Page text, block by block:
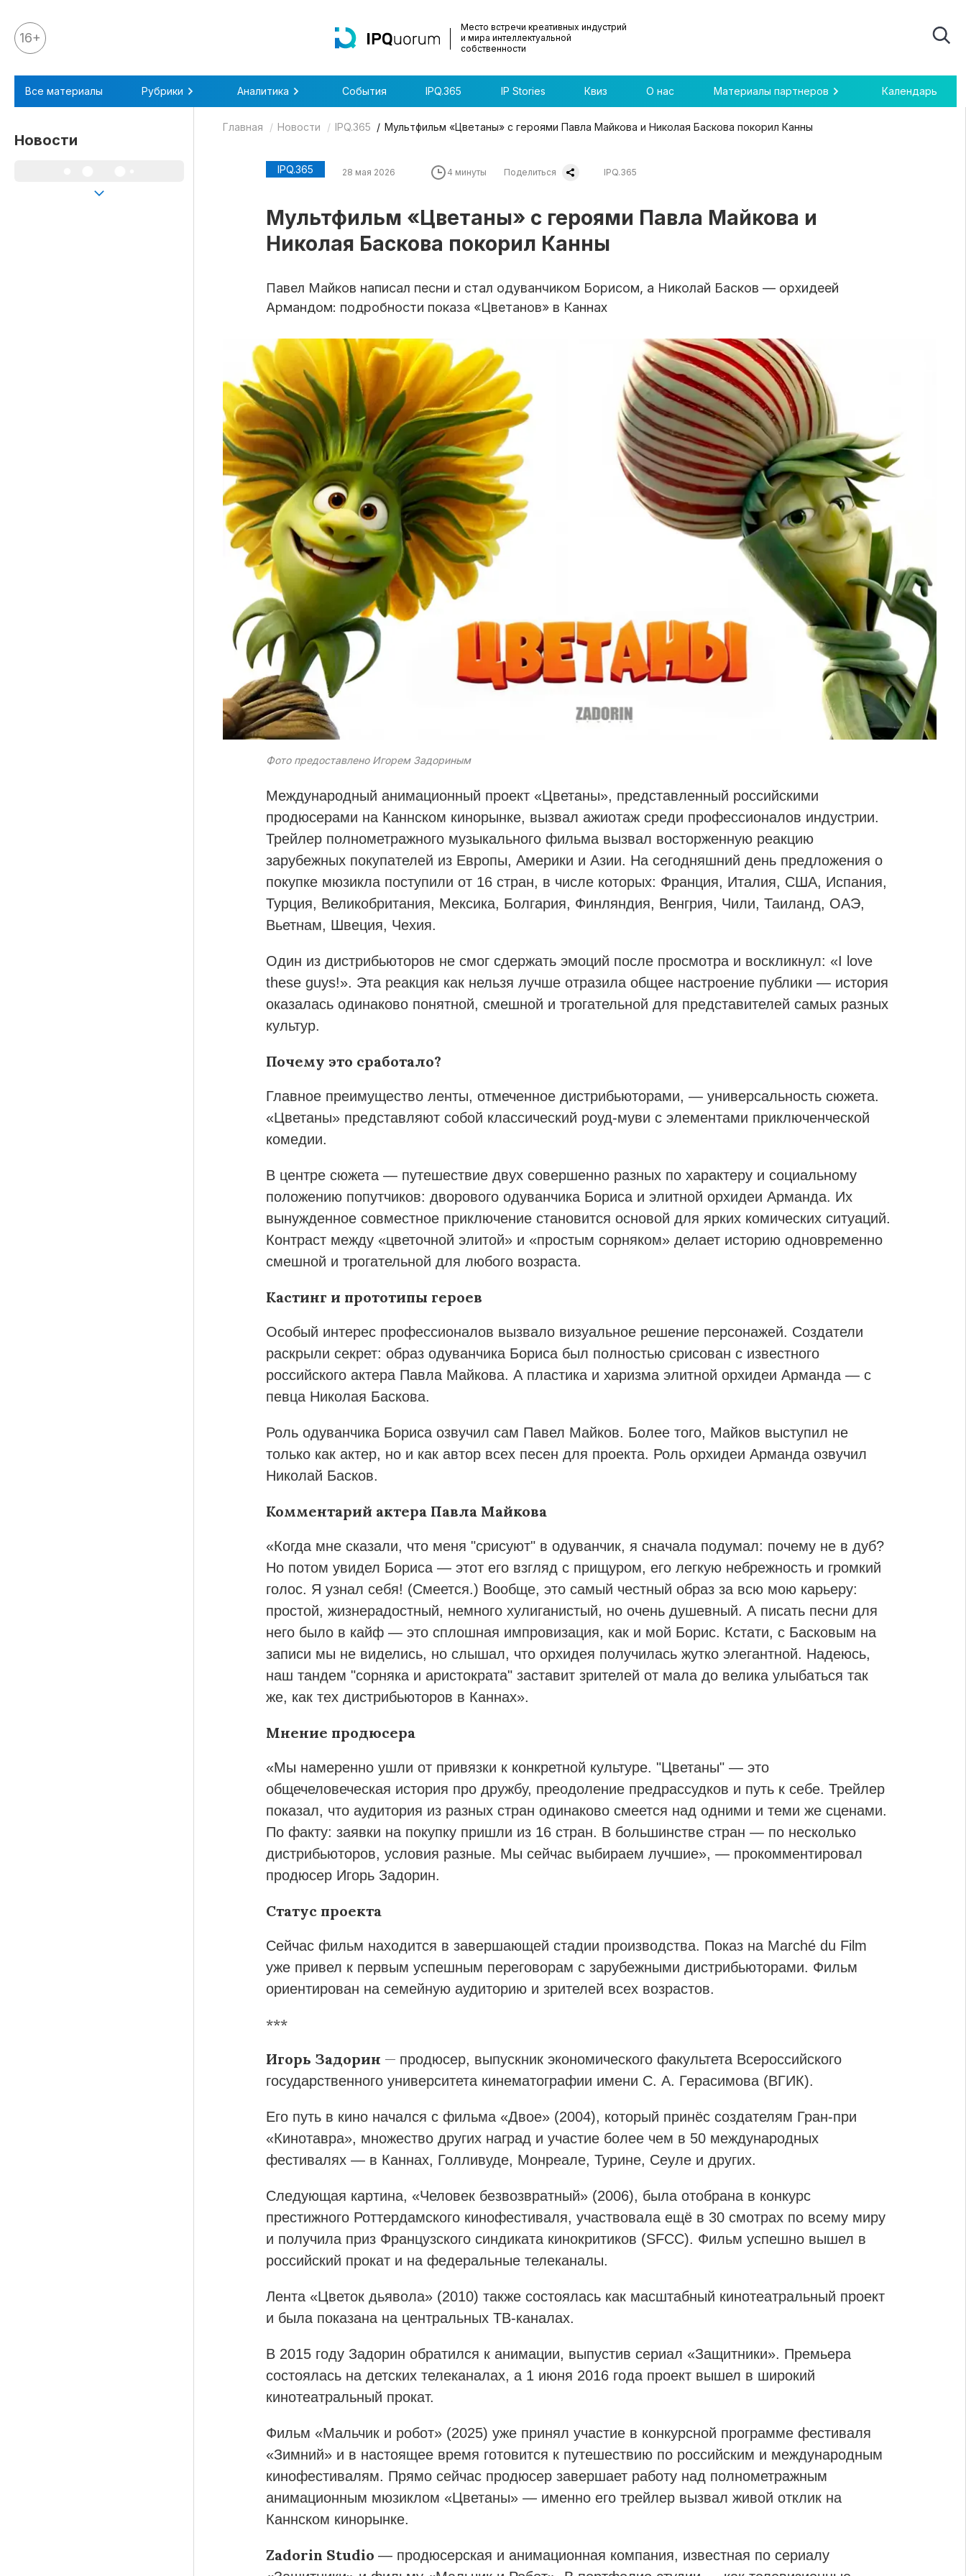
Все материалы
Аналитика
Аналитика
Интеллектуальная собственность и креативные индустрии
Смотрите нас в соцсетях и мессенджерах
16+
Место встречи креативных индустрий
и мира интеллектуальной
собственности
Все материалы Рубрики Аналитика События IPQ.365 IP Stories Квиз О нас Материалы партнеров Календарь
Новости
Главная Новости IPQ.365 Мультфильм «Цветаны» с героями Павла Майкова и Николая Баскова покорил Канны
IPQ.365 28 мая 2026 4 минуты Поделиться IPQ.365
Мультфильм «Цветаны» с героями Павла Майкова и
Николая Баскова покорил Канны
Павел Майков написал песни и стал одуванчиком Борисом, а Николай Басков — орхидеей
Армандом: подробности показа «Цветанов» в Каннах
Фото предоставлено Игорем Задориным
Международный анимационный проект «Цветаны», представленный российскими
продюсерами на Каннском кинорынке, вызвал ажиотаж среди профессионалов индустрии.
Трейлер полнометражного музыкального фильма вызвал восторженную реакцию
зарубежных покупателей из Европы, Америки и Азии. На сегодняшний день предложения о
покупке мюзикла поступили от 16 стран, в числе которых: Франция, Италия, США, Испания,
Турция, Великобритания, Мексика, Болгария, Финляндия, Венгрия, Чили, Таиланд, ОАЭ,
Вьетнам, Швеция, Чехия.
Один из дистрибьюторов не смог сдержать эмоций после просмотра и воскликнул: «I love
these guys!». Эта реакция как нельзя лучше отразила общее настроение публики — история
оказалась одинаково понятной, смешной и трогательной для представителей самых разных
культур.
Почему это сработало?
Главное преимущество ленты, отмеченное дистрибьюторами, — универсальность сюжета.
«Цветаны» представляют собой классический роуд-муви с элементами приключенческой
комедии.
В центре сюжета — путешествие двух совершенно разных по характеру и социальному
положению попутчиков: дворового одуванчика Бориса и элитной орхидеи Арманда. Их
вынужденное совместное приключение становится основой для ярких комических ситуаций.
Контраст между «цветочной элитой» и «простым сорняком» делает историю одновременно
смешной и трогательной для любого возраста.
Кастинг и прототипы героев
Особый интерес профессионалов вызвало визуальное решение персонажей. Создатели
раскрыли секрет: образ одуванчика Бориса был полностью срисован с известного
российского актера Павла Майкова. А пластика и харизма элитной орхидеи Арманда — с
певца Николая Баскова.
Роль одуванчика Бориса озвучил сам Павел Майков. Более того, Майков выступил не
только как актер, но и как автор всех песен для проекта. Роль орхидеи Арманда озвучил
Николай Басков.
Комментарий актера Павла Майкова
«Когда мне сказали, что меня "срисуют" в одуванчик, я сначала подумал: почему не в дуб?
Но потом увидел Бориса — этот его взгляд с прищуром, его легкую небрежность и громкий
голос. Я узнал себя! (Смеется.) Вообще, это самый честный образ за всю мою карьеру:
простой, жизнерадостный, немного хулиганистый, но очень душевный. А писать песни для
него было в кайф — это сплошная импровизация, как и мой Борис. Кстати, с Басковым на
записи мы не виделись, но слышал, что орхидея получилась жутко элегантной. Надеюсь,
наш тандем "сорняка и аристократа" заставит зрителей от мала до велика улыбаться так
же, как тех дистрибьюторов в Каннах».
Мнение продюсера
«Мы намеренно ушли от привязки к конкретной культуре. "Цветаны" — это
общечеловеческая история про дружбу, преодоление предрассудков и путь к себе. Трейлер
показал, что аудитория из разных стран одинаково смеется над одними и теми же сценами.
По факту: заявки на покупку пришли из 16 стран. В большинстве стран — по несколько
дистрибьюторов, условия разные. Мы сейчас выбираем лучшие», — прокомментировал
продюсер Игорь Задорин.
Статус проекта
Сейчас фильм находится в завершающей стадии производства. Показ на Marché du Film
уже привел к первым успешным переговорам с зарубежными дистрибьюторами. Фильм
ориентирован на семейную аудиторию и зрителей всех возрастов.
***
Игорь Задорин — продюсер, выпускник экономического факультета Всероссийского
государственного университета кинематографии имени С. А. Герасимова (ВГИК).
Его путь в кино начался с фильма «Двое» (2004), который принёс создателям Гран-при
«Кинотавра», множество других наград и участие более чем в 50 международных
фестивалях — в Каннах, Голливуде, Монреале, Турине, Сеуле и других.
Следующая картина, «Человек безвозвратный» (2006), была отобрана в конкурс
престижного Роттердамского кинофестиваля, участвовала ещё в 30 смотрах по всему миру
и получила приз Французского синдиката кинокритиков (SFCC). Фильм успешно вышел в
российский прокат и на федеральные телеканалы.
Лента «Цветок дьявола» (2010) также состоялась как масштабный кинотеатральный проект
и была показана на центральных ТВ-каналах.
В 2015 году Задорин обратился к анимации, выпустив сериал «Защитники». Премьера
состоялась на детских телеканалах, а 1 июня 2016 года проект вышел в широкий
кинотеатральный прокат.
Фильм «Мальчик и робот» (2025) уже принял участие в конкурсной программе фестиваля
«Зимний» и в настоящее время готовится к путешествию по российским и международным
кинофестивалям. Прямо сейчас продюсер завершает работу над полнометражным
анимационным мюзиклом «Цветаны» — именно его трейлер вызвал живой отклик на
Каннском кинорынке.
Zadorin Studio— продюсерская и анимационная компания, известная по сериалу